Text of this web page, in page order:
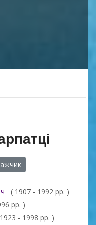
( 1907 - 1992 рр. )
рр. )
- 1998 рр. )